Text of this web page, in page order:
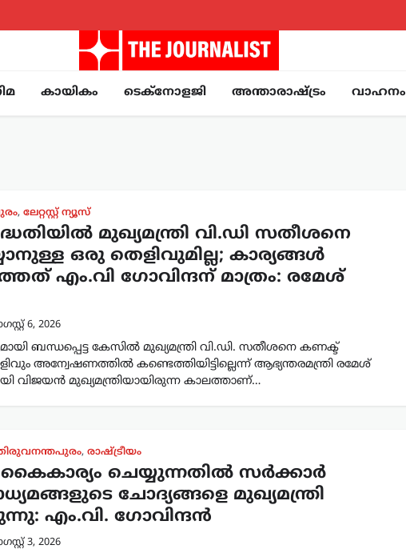
കായികം ടെക്നോളജി അന്താരാഷ്ട്രം വാഹനം
,ലേറ്റസ്റ്റ് ന്യൂസ്
മുഖ്യമന്ത്രി വി.ഡി സതീശനെ
ഒരു തെളിവുമില്ല; കാര്യങ്ങൾ
എം.വി ഗോവിന്ദന് മാത്രം: രമേശ്
6, 2026
ബന്ധപ്പെട്ട കേസിൽ മുഖ്യമന്ത്രി വി.ഡി. സതീശനെ കണക്ട്
അന്വേഷണത്തിൽ കണ്ടെത്തിയിട്ടില്ലെന്ന് ആഭ്യന്തരമന്ത്രി രമേശ്
വിജയൻ മുഖ്യമന്ത്രിയായിരുന്ന കാലത്താണ്…
,രാഷ്ട്രീയം
ചെയ്യുന്നതിൽ സർക്കാർ
ചോദ്യങ്ങളെ മുഖ്യമന്ത്രി
എം.വി. ഗോവിന്ദൻ
3, 2026